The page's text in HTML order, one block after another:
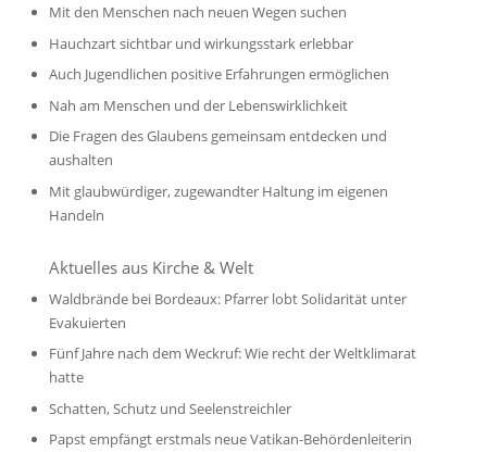
Mit den Menschen nach neuen Wegen suchen
Hauchzart sichtbar und wirkungsstark erlebbar
Auch Jugendlichen positive Erfahrungen ermöglichen
Nah am Menschen und der Lebenswirklichkeit
Die Fragen des Glaubens gemeinsam entdecken und
aushalten
Mit glaubwürdiger, zugewandter Haltung im eigenen
Handeln
Aktuelles aus Kirche & Welt
Waldbrände bei Bordeaux: Pfarrer lobt Solidarität unter
Evakuierten
Fünf Jahre nach dem Weckruf: Wie recht der Weltklimarat
hatte
Schatten, Schutz und Seelenstreichler
Papst empfängt erstmals neue Vatikan-Behördenleiterin